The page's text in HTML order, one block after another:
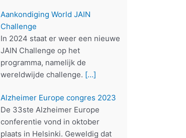
Aankondiging World JAIN
Challenge
In 2024 staat er weer een nieuwe
JAIN Challenge op het
programma, namelijk de
wereldwijde challenge. […]
Alzheimer Europe congres 2023
De 33ste Alzheimer Europe
conferentie vond in oktober
plaats in Helsinki. Geweldig dat